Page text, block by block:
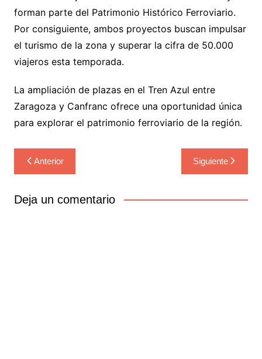
forman parte del Patrimonio Histórico Ferroviario.
Por consiguiente, ambos proyectos buscan impulsar
el turismo de la zona y superar la cifra de 50.000
viajeros esta temporada.
La ampliación de plazas en el Tren Azul entre
Zaragoza y Canfranc ofrece una oportunidad única
para explorar el patrimonio ferroviario de la región.
Navegación
de
entradas
Anterior Siguiente
Deja un comentario